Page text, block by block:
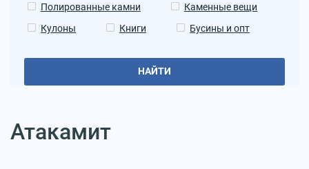
Полированные камни
Каменные вещи
Кулоны
Книги Бусины и опт
НАЙТИ
Атакамит